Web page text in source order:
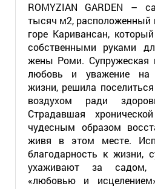
ROMYZIAN GARDEN –
тысяч м2, расположенный
горе Каривансан,
собственными руками
жены Роми. Супружеская
любовь и уважение на
жизни, решила
воздухом ради
Страдавшая
чудесным образом
живя в этом месте.
благодарность к жизни,
ухаживают за садом,
«любовью и